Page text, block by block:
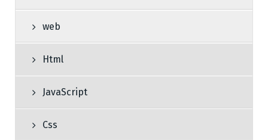
web
Html
JavaScript
Css